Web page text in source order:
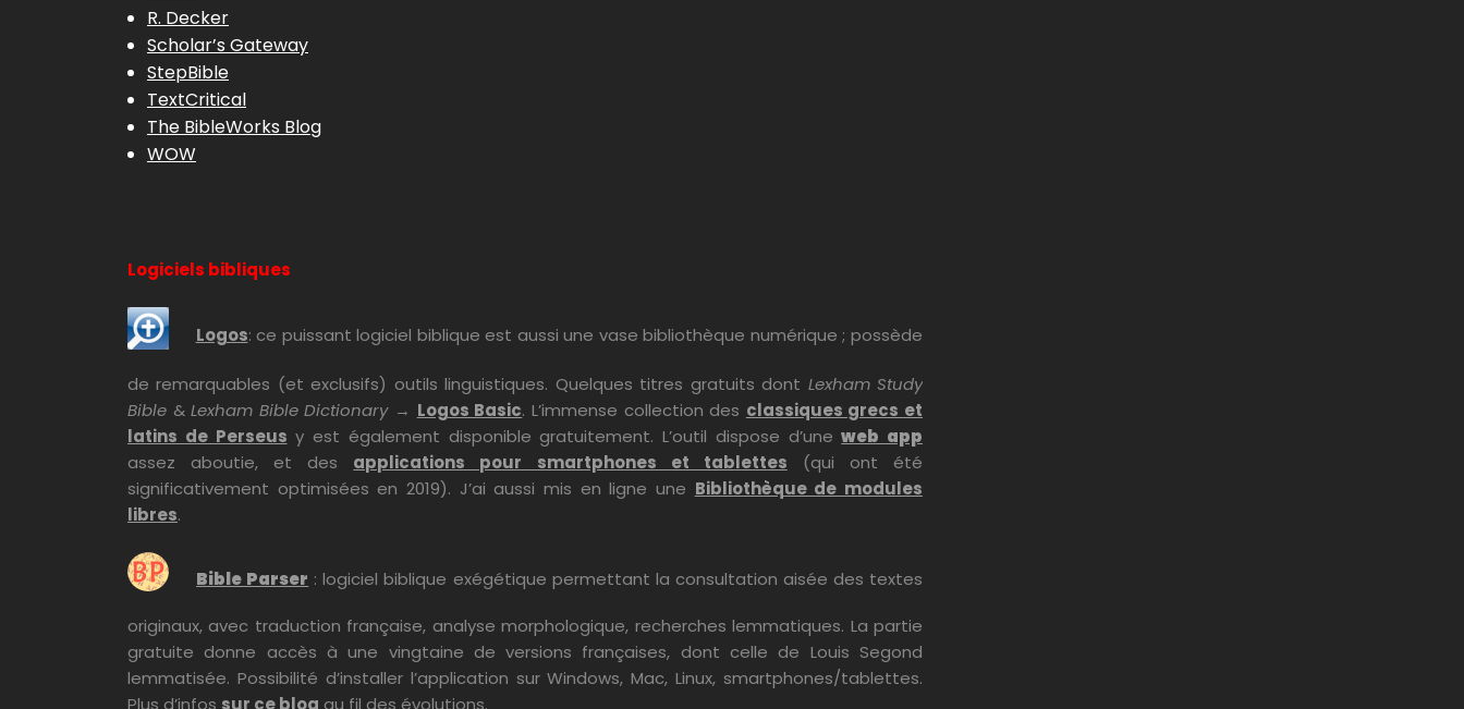
R. Decker
Scholar’s Gateway
StepBible
TextCritical
The BibleWorks Blog
WOW
Logiciels bibliques
Logos: ce puissant logiciel biblique est aussi une vase bibliothèque numérique ; possède
de remarquables (et exclusifs) outils linguistiques. Quelques titres gratuits dont Lexham Study
Bible &Lexham Bible Dictionary→ Logos Basic. L’immense collection des classiques grecs et
latins de Perseus y est également disponible gratuitement. L’outil dispose d’uneweb app
assez aboutie, et des applications pour smartphones et tablettes (qui ont été
significativement optimisées en 2019). J’ai aussi mis en ligne une Bibliothèque de modules
libres.
Bible Parser : logiciel biblique exégétique permettant la consultation aisée des textes
originaux, avec traduction française, analyse morphologique, recherches lemmatiques. La partie
gratuite donne accès à une vingtaine de versions françaises, dont celle de Louis Segond
lemmatisée. Possibilité d’installer l’application sur Windows, Mac, Linux, smartphones/tablettes.
Plus d’infos sur ce blog au fil des évolutions.